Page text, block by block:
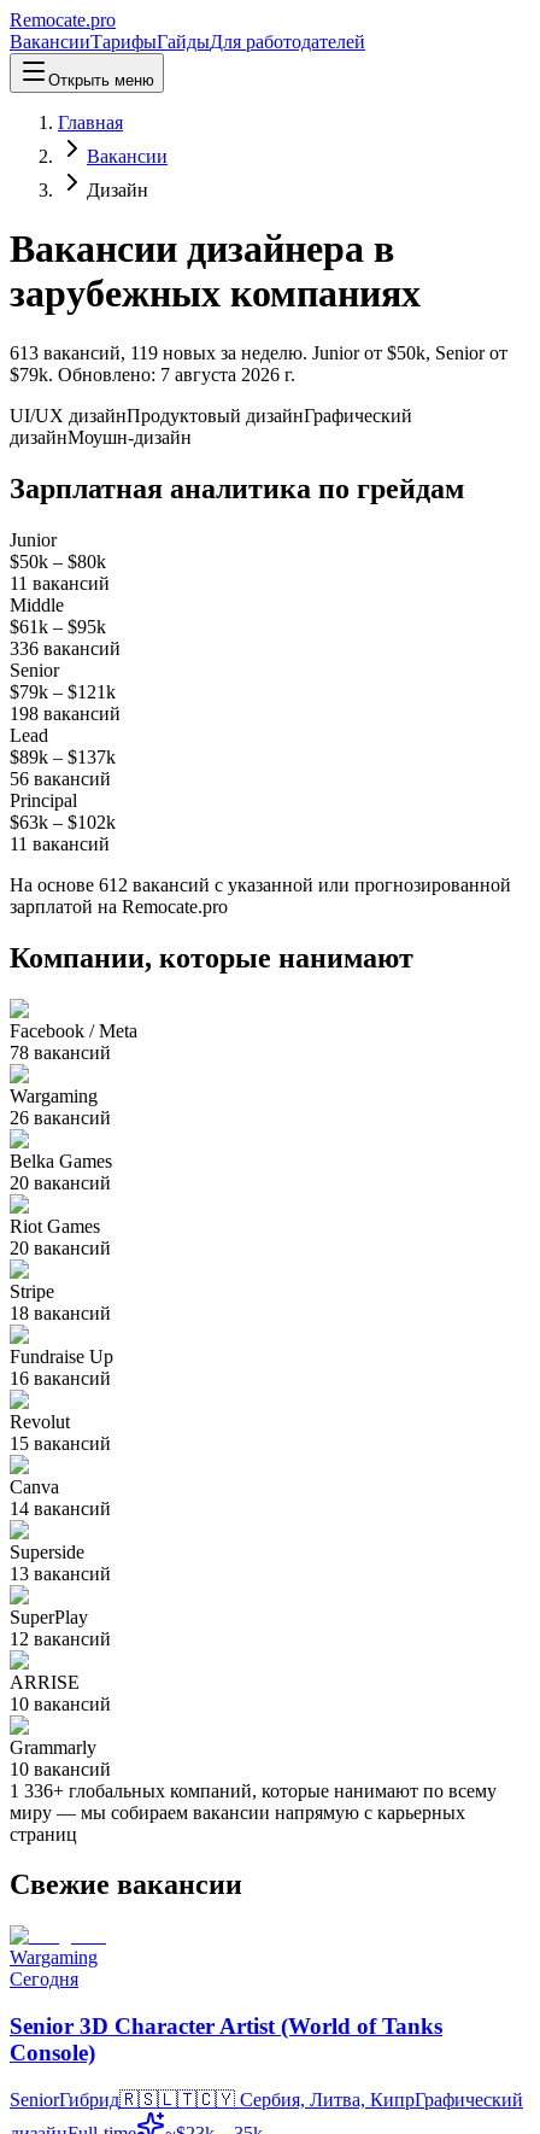
Remocate.pro
ВакансииТарифыГайдыДля работодателей
Открыть меню
Главная
Вакансии
Дизайн
Вакансии дизайнера в
зарубежных компаниях
613 вакансий, 119 новых за неделю. Junior от $50k, Senior от
$79k. Обновлено: 7 августа 2026 г.
UI/UX дизайнПродуктовый дизайнГрафический
дизайнМоушн-дизайн
Зарплатная аналитика по грейдам
Junior
$50k – $80k
11 вакансий
Middle
$61k – $95k
336 вакансий
Senior
$79k – $121k
198 вакансий
Lead
$89k – $137k
56 вакансий
Principal
$63k – $102k
11 вакансий
На основе 612 вакансий с указанной или прогнозированной
зарплатой на Remocate.pro
Компании, которые нанимают
Facebook / Meta
78 вакансий
Wargaming
26 вакансий
Belka Games
20 вакансий
Riot Games
20 вакансий
Stripe
18 вакансий
Fundraise Up
16 вакансий
Revolut
15 вакансий
Canva
14 вакансий
Superside
13 вакансий
SuperPlay
12 вакансий
ARRISE
10 вакансий
Grammarly
10 вакансий
1 336+ глобальных компаний, которые нанимают по всему
миру — мы собираем вакансии напрямую с карьерных
страниц
Свежие вакансии
Wargaming
Сегодня
Senior 3D Character Artist (World of Tanks
Console)
SeniorГибрид🇷🇸🇱🇹🇨🇾 Сербия, Литва, КипрГрафический